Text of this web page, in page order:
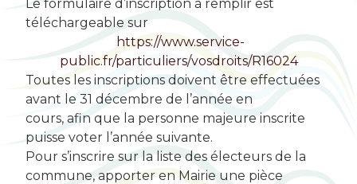
Le formulaire d’inscription à remplir est
téléchargeable sur
https://www.service-
public.fr/particuliers/vosdroits/R16024
Toutes les inscriptions doivent être effectuées
avant le 31 décembre de l’année en
cours, afin que la personne majeure inscrite
puisse voter l’année suivante.
Pour s’inscrire sur la liste des électeurs de la
commune, apporter en Mairie une pièce